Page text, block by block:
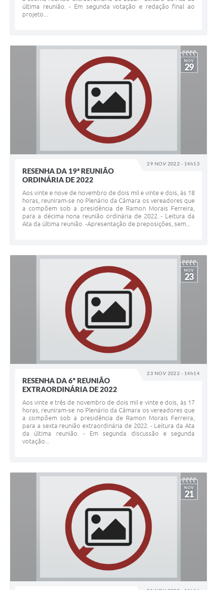
última reunião. - Em segunda votação e redação final ao
projeto...
29 NOV 2022 - 14h13
NOV
29
RESENHA DA 19ª REUNIÃO
ORDINÁRIA DE 2022
Aos vinte e nove de novembro de dois mil e vinte e dois, às 18
horas, reuniram-se no Plenário da Câmara os vereadores que
a compõem sob a presidência de Ramon Morais Ferreira,
para a décima nona reunião ordinária de 2022. - Leitura da
Ata da última reunião. -Apresentação de preposições, sem...
23 NOV 2022 - 14h14
NOV
23
RESENHA DA 6º REUNIÃO
EXTRAORDINÁRIA DE 2022
Aos vinte e três de novembro de dois mil e vinte e dois, às 17
horas, reuniram-se no Plenário da Câmara os vereadores que
a compõem sob a presidência de Ramon Morais Ferreira,
para a sexta reunião extraordinária de 2022. - Leitura da Ata
da última reunião. - Em segunda discussão e segunda
votação...
NOV
21